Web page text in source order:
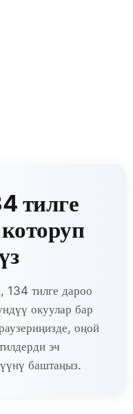
тилге
134 тилге дароо
окуулар бар
оңой
эч
баштаңыз.